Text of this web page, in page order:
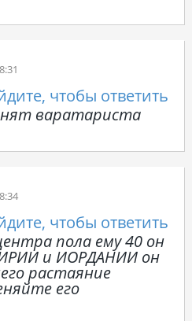
чтобы ответить
варатариста
чтобы ответить
пола ему 40 он
и ИОРДАНИИ он
растаяние
его